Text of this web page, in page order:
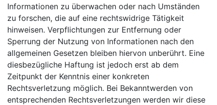
Informationen zu überwachen oder nach Umständen
zu forschen, die auf eine rechtswidrige Tätigkeit
hinweisen. Verpflichtungen zur Entfernung oder
Sperrung der Nutzung von Informationen nach den
allgemeinen Gesetzen bleiben hiervon unberührt. Eine
diesbezügliche Haftung ist jedoch erst ab dem
Zeitpunkt der Kenntnis einer konkreten
Rechtsverletzung möglich. Bei Bekanntwerden von
entsprechenden Rechtsverletzungen werden wir diese